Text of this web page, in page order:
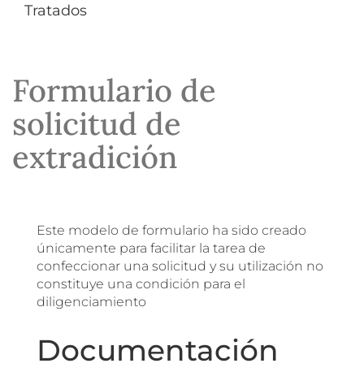
Tratados
Formulario de
solicitud de
extradición
Este modelo de formulario ha sido creado
únicamente para facilitar la tarea de
confeccionar una solicitud y su utilización no
constituye una condición para el
diligenciamiento
Documentación